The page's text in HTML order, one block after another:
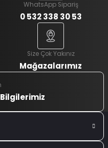
WhatsApp Sipariş
0 532 338 30 53
Size Çok Yakınız
Mağazalarımız